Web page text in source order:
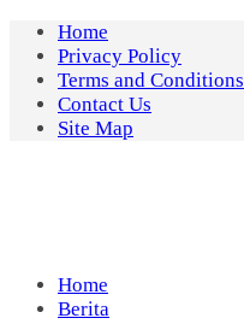
Skip
content
Home
Privacy Policy
Terms and Conditions
Contact Us
Site Map
Home
Berita